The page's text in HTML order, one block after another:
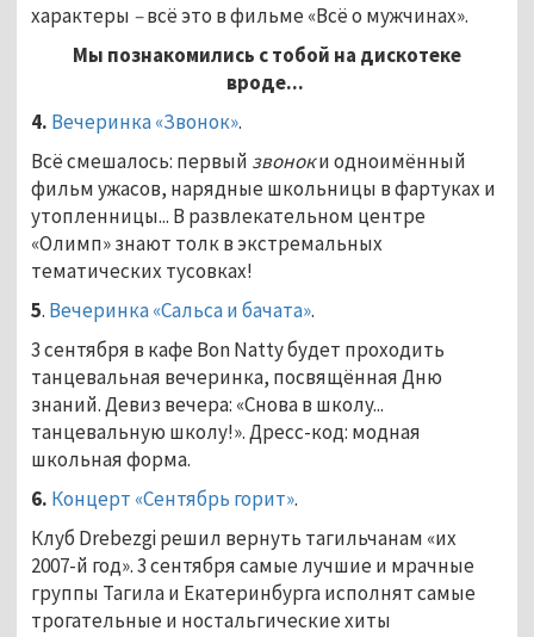
характеры –всё это в фильме «Всё о мужчинах».
Мы познакомились с тобой на дискотеке
вроде...
4. Вечеринка «Звонок».
Всё смешалось: первый звоноки одноимённый
фильм ужасов, нарядные школьницы в фартуках и
утопленницы... В развлекательном центре
«Олимп» знают толк в экстремальных
тематических тусовках!
5. Вечеринка «Сальса и бачата».
3 сентября в кафе Bon Natty будет проходить
танцевальная вечеринка, посвящённая Дню
знаний. Девиз вечера: «Снова в школу...
танцевальную школу!». Дресс-код: модная
школьная форма.
6. Концерт «Сентябрь горит».
Клуб Drebezgi решил вернуть тагильчанам «их
2007-й год». 3 сентября самые лучшие и мрачные
группы Тагила и Екатеринбурга исполнят самые
трогательные и ностальгические хиты